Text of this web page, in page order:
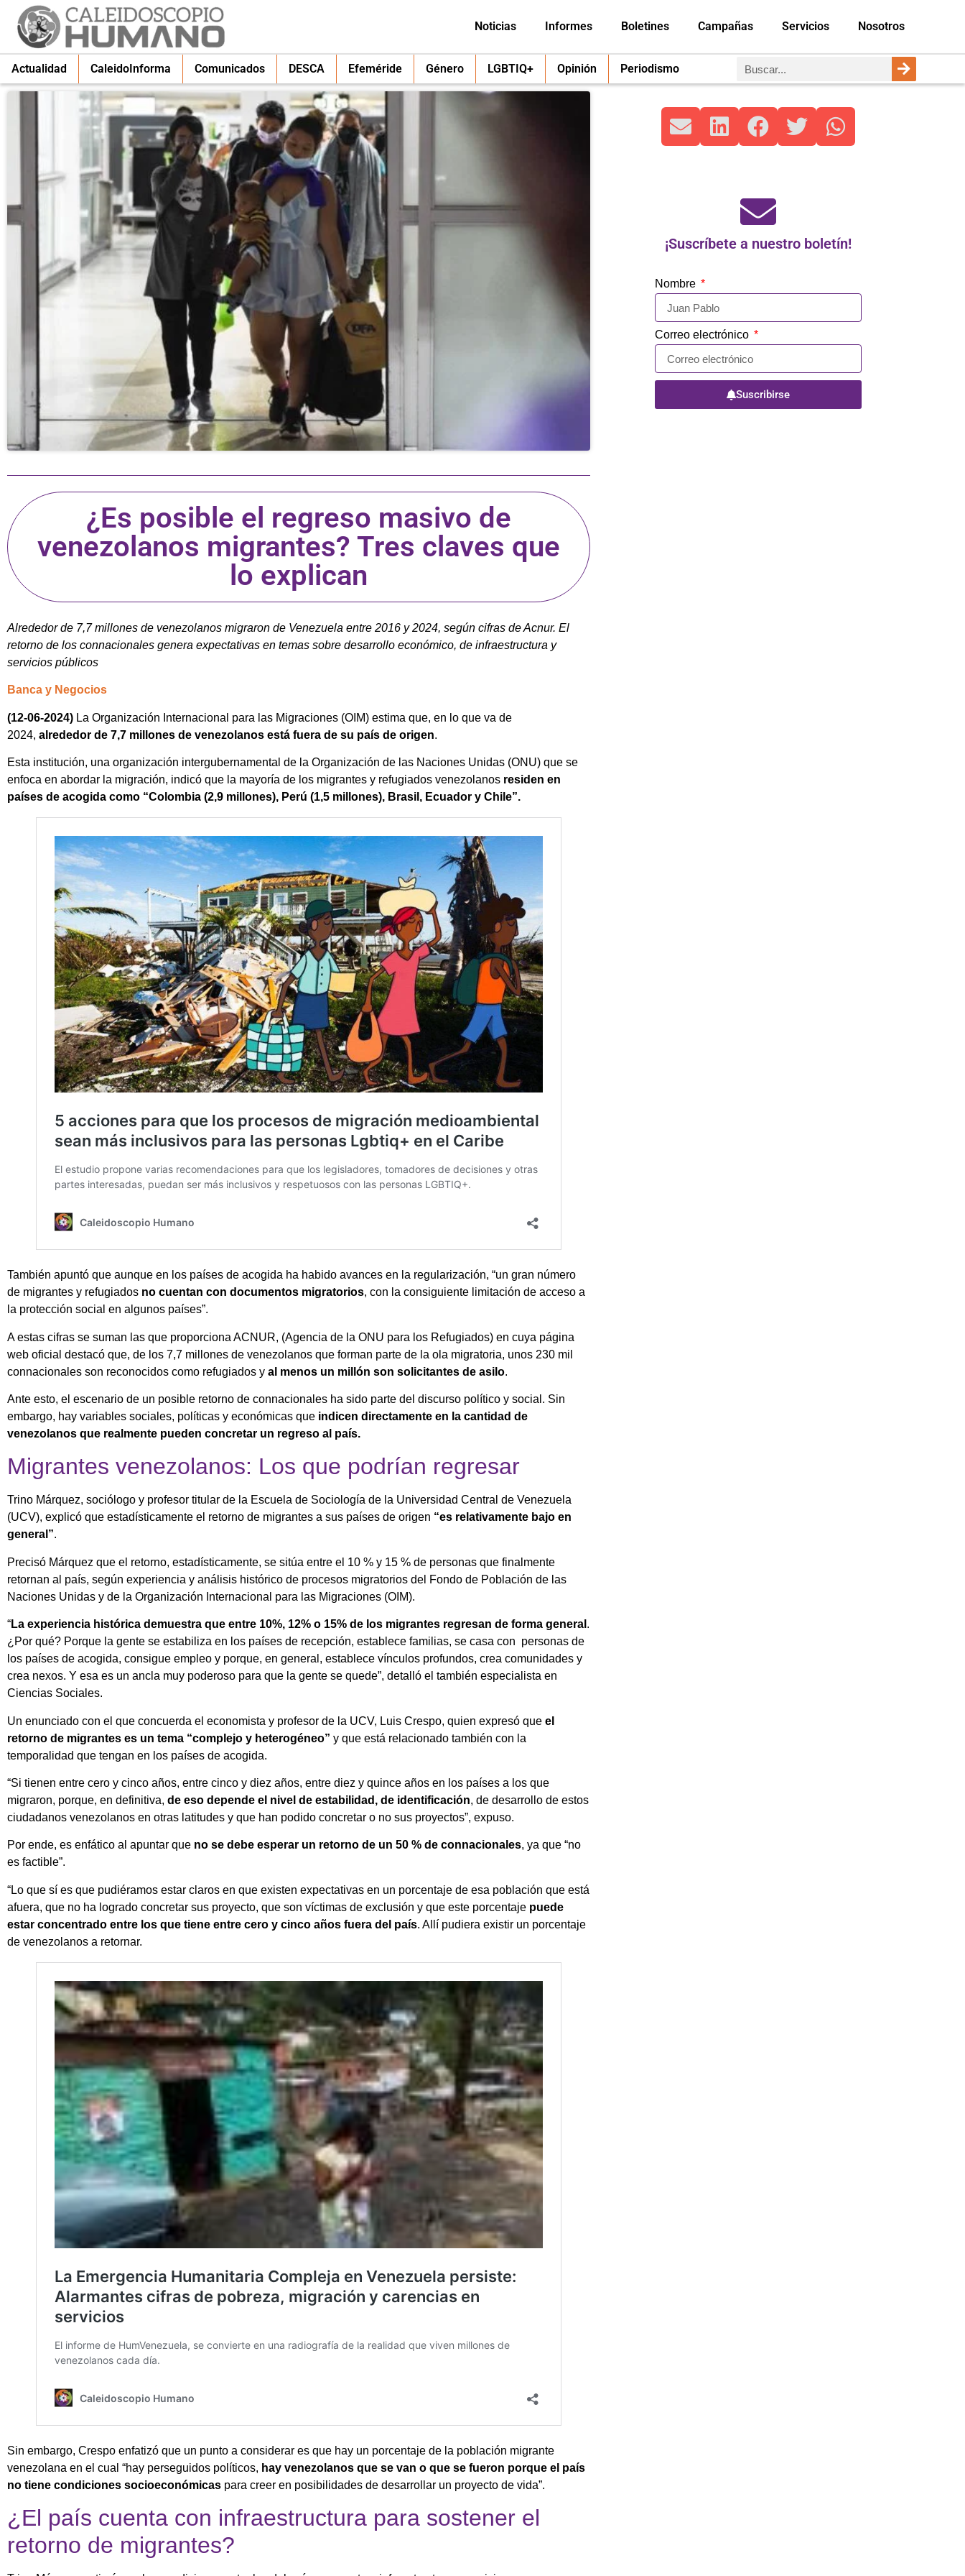
Noticias Informes Boletines Campañas Servicios Nosotros
Actualidad CaleidoInforma Comunicados DESCA Efeméride Género LGBTIQ+ Opinión Periodismo
¿Es posible el regreso masivo de
venezolanos migrantes? Tres claves que
lo explican
Alrededor de 7,7 millones de venezolanos migraron de Venezuela entre 2016 y 2024, según cifras de Acnur. El
retorno de los connacionales genera expectativas en temas sobre desarrollo económico, de infraestructura y
servicios públicos
Banca y Negocios
(12-06-2024) La Organización Internacional para las Migraciones (OIM) estima que, en lo que va de
2024, alrededor de 7,7 millones de venezolanos está fuera de su país de origen.
Esta institución, una organización intergubernamental de la Organización de las Naciones Unidas (ONU) que se
enfoca en abordar la migración, indicó que la mayoría de los migrantes y refugiados venezolanos residen en
países de acogida como “Colombia (2,9 millones), Perú (1,5 millones), Brasil, Ecuador y Chile”.
También apuntó que aunque en los países de acogida ha habido avances en la regularización, “un gran número
de migrantes y refugiados no cuentan con documentos migratorios, con la consiguiente limitación de acceso a
la protección social en algunos países”.
A estas cifras se suman las que proporciona ACNUR, (Agencia de la ONU para los Refugiados) en cuya página
web oficial destacó que, de los 7,7 millones de venezolanos que forman parte de la ola migratoria, unos 230 mil
connacionales son reconocidos como refugiados y al menos un millón son solicitantes de asilo.
Ante esto, el escenario de un posible retorno de connacionales ha sido parte del discurso político y social. Sin
embargo, hay variables sociales, políticas y económicas que indicen directamente en la cantidad de
venezolanos que realmente pueden concretar un regreso al país.
Migrantes venezolanos: Los que podrían regresar
Trino Márquez, sociólogo y profesor titular de la Escuela de Sociología de la Universidad Central de Venezuela
(UCV), explicó que estadísticamente el retorno de migrantes a sus países de origen “es relativamente bajo en
general”.
Precisó Márquez que el retorno, estadísticamente, se sitúa entre el 10 % y 15 % de personas que finalmente
retornan al país, según experiencia y análisis histórico de procesos migratorios del Fondo de Población de las
Naciones Unidas y de la Organización Internacional para las Migraciones (OIM).
“La experiencia histórica demuestra que entre 10%, 12% o 15% de los migrantes regresan de forma general .
¿Por qué? Porque la gente se estabiliza en los países de recepción, establece familias, se casa con personas de
los países de acogida, consigue empleo y porque, en general, establece vínculos profundos, crea comunidades y
crea nexos. Y esa es un ancla muy poderoso para que la gente se quede”, detalló el también especialista en
Ciencias Sociales.
Un enunciado con el que concuerda el economista y profesor de la UCV, Luis Crespo, quien expresó que el
retorno de migrantes es un tema “complejo y heterogéneo” y que está relacionado también con la
temporalidad que tengan en los países de acogida.
“Si tienen entre cero y cinco años, entre cinco y diez años, entre diez y quince años en los países a los que
migraron, porque, en definitiva, de eso depende el nivel de estabilidad, de identificación, de desarrollo de estos
ciudadanos venezolanos en otras latitudes y que han podido concretar o no sus proyectos”, expuso.
Por ende, es enfático al apuntar que no se debe esperar un retorno de un 50 % de connacionales, ya que “no
es factible”.
“Lo que sí es que pudiéramos estar claros en que existen expectativas en un porcentaje de esa población que está
afuera, que no ha logrado concretar sus proyecto, que son víctimas de exclusión y que este porcentaje puede
estar concentrado entre los que tiene entre cero y cinco años fuera del país. Allí pudiera existir un porcentaje
de venezolanos a retornar.
Sin embargo, Crespo enfatizó que un punto a considerar es que hay un porcentaje de la población migrante
venezolana en el cual “hay perseguidos políticos, hay venezolanos que se van o que se fueron porque el país
no tiene condiciones socioeconómicas para creer en posibilidades de desarrollar un proyecto de vida”.
¿El país cuenta con infraestructura para sostener el
retorno de migrantes?
¡Suscríbete a nuestro boletín!
Nombre
Correo electrónico
Suscribirse